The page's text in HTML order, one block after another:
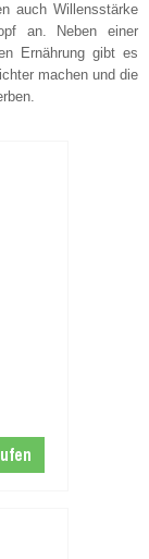
auch Willensstärke
an. Neben einer
Ernährung gibt es
machen und die